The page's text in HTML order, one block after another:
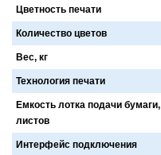
Цветность печати
Количество цветов
Вес, кг
Технология печати
Емкость лотка подачи бумаги,
листов
Интерфейс подключения